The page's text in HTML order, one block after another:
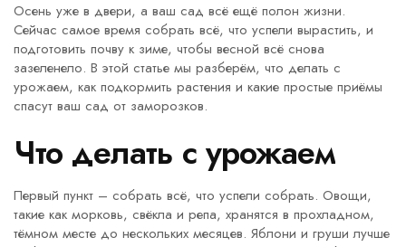
Осень уже в двери, а ваш сад всё ещё полон жизни.
Сейчас самое время собрать всё, что успели вырастить, и
подготовить почву к зиме, чтобы весной всё снова
зазеленело. В этой статье мы разберём, что делать с
урожаем, как подкормить растения и какие простые приёмы
спасут ваш сад от заморозков.
Что делать с урожаем
Первый пункт – собрать всё, что успели собрать. Овощи,
такие как морковь, свёкла и репа, хранятся в прохладном,
тёмном месте до нескольких месяцев. Яблони и груши лучше